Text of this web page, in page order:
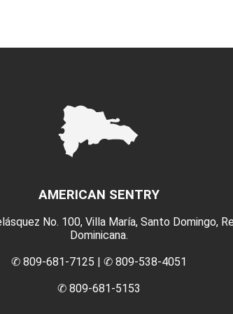
AMERICAN SENTRY
No. 100, Villa María, Santo Domingo,
Dominicana.
✆ 809-681-7125 | ✆ 809-538-4051
✆ 809-681-5153